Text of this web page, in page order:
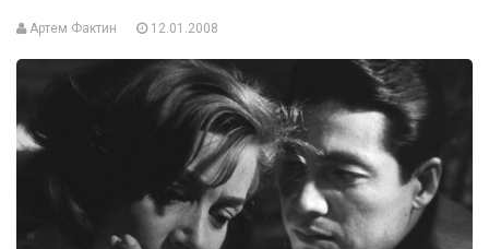
Артем Фактин 12.01.2008